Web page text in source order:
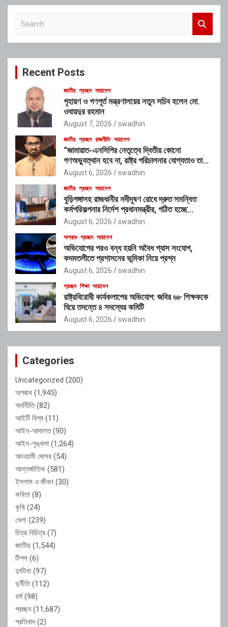
c
Recent Posts
জাতীয় প্রচ্ছদ সারাদেশ
গৃহায়ণ ও গণপূর্ত মন্ত্রণালয়ের নতুন সচিব হলেন মো.
ওবায়দুর রহমান
August 7, 2026 swadhin
জাতীয় প্রচ্ছদ রাজনীতি সারাদেশ
“জামায়াত-এনসিপির নেতৃত্বে দ্বিতীয় কোনো
গণঅভ্যুত্থান হবে না, রাষ্ট্র পরিচালনার যোগ্যতাও তাদের
নেই”: রাশেদ খাঁনের
August 6, 2026 swadhin
জাতীয় প্রচ্ছদ সারাদেশ
বুড়িগঙ্গাসহ রাজধানীর নদীদূষণ রোধে দ্রুত সমন্বিত
কর্মপরিকল্পনার নির্দেশ প্রধানমন্ত্রীর, গঠিত হচ্ছে
আন্তঃসংস্থা সমন্বয় কমিটি
August 6, 2026 swadhin
অপরাধ প্রচ্ছদ সারাদেশ
অভিযোগের পরও বন্ধ হয়নি অবৈধ গ্যাস সংযোগ,
কদমতলীতে প্রশাসনের ভূমিকা নিয়ে প্রশ্ন
August 6, 2026 swadhin
প্রচ্ছদ শিক্ষা সারাদেশ
রাষ্ট্রবিরোধী কার্যকলাপের অভিযোগ: জবির ৬৮ শিক্ষককে
ঘিরে তদন্তে ৪ সদস্যের কমিটি
August 6, 2026 swadhin
Categories
Uncategorized (200)
অপরাধ (1,945)
অর্থনীতি(82)
আইটি বিশ্ব (11)
আইন-আদালত(90)
আইন-শৃঙ্খলা (1,264)
আওয়ামী দোসর (54)
আন্তর্জাতিক (581)
ইসলাম ও জীবন (30)
কবিতা (8)
কৃষি (24)
খেলা (239)
চিত্র বিচিত্র (7)
জাতীয় (1,544)
টিপস (6)
দুর্ঘটনা (97)
দুর্নীতি(112)
ধর্ম(98)
প্রচ্ছদ(11,687)
প্রতিবাদ(2)